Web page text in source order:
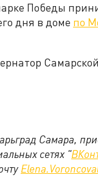
Победы
дня в доме по
Самара,
сетях "